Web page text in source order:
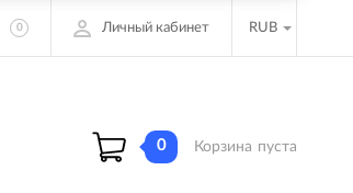
0 Личный кабинет RUB
0 Корзина пуста